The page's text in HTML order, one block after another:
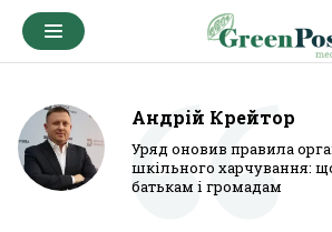
Андрій Крейтор
Уряд оновив правила
шкільного харчування:
батькам і громадам